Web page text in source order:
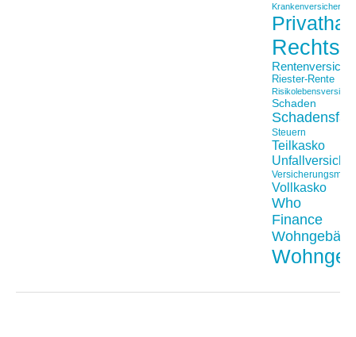
Krankenversicherung
Riester-Rente
Schaden
Steuern
Teilkasko
Vollkasko
Who
Finance